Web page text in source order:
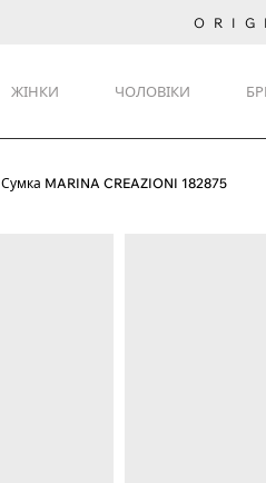
ЖІНКИ ЧОЛОВІКИ
Сумка MARINA CREAZIONI 182875